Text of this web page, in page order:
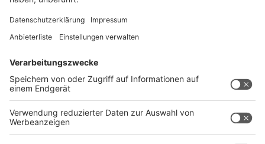
wahrscheinlicher ist, ist dass Merz bei der nächsten
Bundestagswahl nicht mehr antritt und dann Wüst
aufgestellt wird." Gewinne Wüst die Landtagswahl
Kanzlerkandidat in der Hand - ein glänzendes
Arbeitszeugnis aus dem bevölkerungsreichsten
Bundesland. Der Ministerpräsident selbst hält sich
niemals nie sagen.